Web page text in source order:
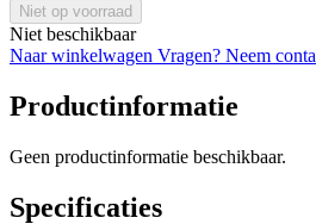
Niet op voorraad
Niet beschikbaar
Naar winkelwagen Vragen? Neem
Productinformatie
Geen productinformatie beschikbaar.
Specificaties